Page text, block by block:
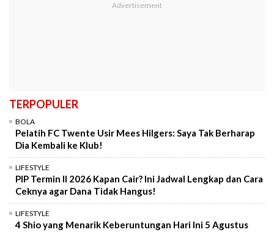
TERPOPULER
BOLA
Pelatih FC Twente Usir Mees Hilgers: Saya Tak Berharap
Dia Kembali ke Klub!
LIFESTYLE
PIP Termin II 2026 Kapan Cair? Ini Jadwal Lengkap dan Cara
Ceknya agar Dana Tidak Hangus!
LIFESTYLE
4 Shio yang Menarik Keberuntungan Hari Ini 5 Agustus